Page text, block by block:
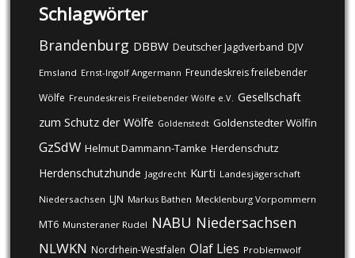
Schlagwörter
Brandenburg DBBW Deutscher Jagdverband DJV
Emsland Ernst-Ingolf Angermann Freundeskreis freilebender
Wölfe Freundeskreis Freilebender Wölfe e.V. Gesellschaft
zum Schutz der Wölfe Goldenstedt Goldenstedter Wölfin
GzSdW Helmut Dammann-Tamke Herdenschutz
Herdenschutzhunde Jagdrecht Kurti Landesjägerschaft
Niedersachsen LJN Markus Bathen Mecklenburg Vorpommern
MT6 Munsteraner Rudel NABU Niedersachsen
NLWKN Nordrhein-Westfalen Olaf Lies Problemwolf